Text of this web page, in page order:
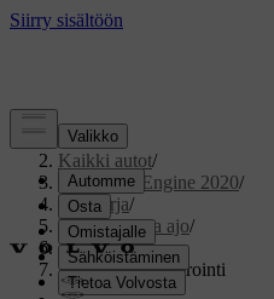
Tuki/
Kaikki autot/
V60 Twin Engine 2020/
Ohjekirja/
Käynnistys ja ajo/
Kompassi/
Kompassin kalibrointi